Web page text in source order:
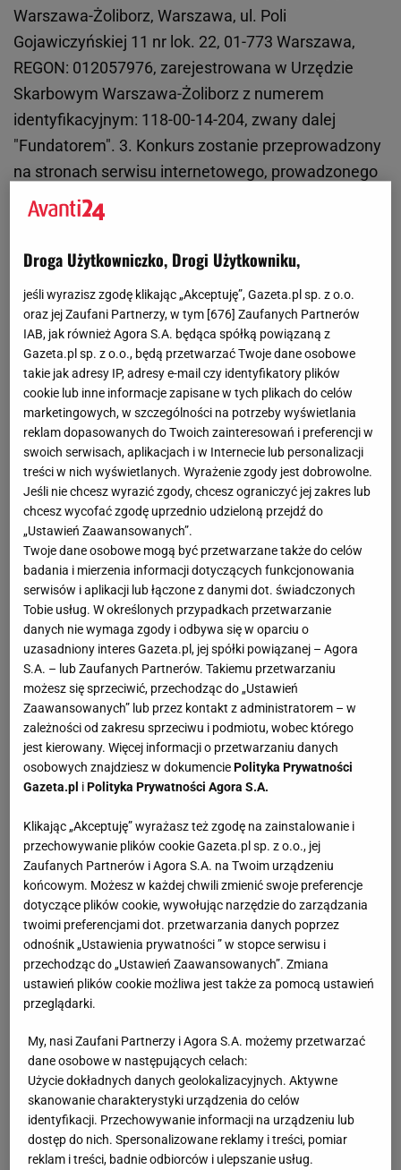
Warszawa-Żoliborz, Warszawa, ul. Poli
Gojawiczyńskiej 11 nr lok. 22, 01-773 Warszawa,
REGON: 012057976, zarejestrowana w Urzędzie
Skarbowym Warszawa-Żoliborz z numerem
identyfikacyjnym: 118-00-14-204, zwany dalej
"Fundatorem". 3. Konkurs zostanie przeprowadzony
na stronach serwisu internetowego, prowadzonego
przez Organizatora pod adresem URL:
http://www.groszki.pl/groszki/0,0.html zwanego
dalej "Serwisem" oraz w dniach od 23 kwietnia 2014
do 7 maja 2014. 4. Regulamin stanowi podstawę
Konkursu i określa prawa i obowiązki jego
uczestników. § 2. Uczestnictwo w Konkursie. 1.
Uczestnictwo w Konkursie jest nieodpłatne. 2.
Uczestnikami Konkursu mogą być osoby fizyczne,
pełnoletnie, posiadające pełną zdolność do
czynności prawnych oraz zamieszkałe na stałe na
terytorium Rzeczypospolitej Polskiej, które spełnią
warunki określone w Regulaminie. Osoby
niepełnoletnie mogą brać udział w Konkursie tylko
za zgodą swoich rodziców lub opiekunów prawnych.
3. Uczestnikami Konkursu nie mogą być pracownicy
Organizatora i Fundatora oraz członkowie ich rodzin,
w szczególności ich małżonkowie,dzieci, rodzice
oraz rodzeństwo. 4. Przystąpienie do Konkursu jest
równoznaczne z akceptacją przez uczestnika
Regulaminu w całości. Uczestnik zobowiązuje się do
przestrzegania określonych w nim zasad, jak
również potwierdza, iż spełnia wszystkie warunki,
które uprawniają go do udziału w Konkursie. 5.
Uczestnictwa w Konkursie, jak i praw i obowiązków z
nimi związanych, w tym także prawa do nagrody, nie
można przenosić na inne osoby. § 3. Przebieg i
warunki udziału w Konkursie. 1. W Konkursie mogą
wziąć udział wyłącznie użytkownicy prowadzący w
ramach Serwisu blogi. 2. Aby zgłosićblogdo
Konkursu należy w terminie od dnia 23 kwietnia
2014 roku od godziny 12:00 do dnia 7 maja 2014
roku do godziny 12:00 w ramach prowadzonego
kolaż/zdjęcie, i otagować wpis kategorią "barwy
miasta" 3. Z zastrzeżeniem postanowień § 5 ust. 4
Regulaminu każdy z uczestników może w ramach
prowadzonego bloga opublikować i zgłosić do
Konkursu dowolną liczbę kolaży na temat
Droga Użytkowniczko, Drogi Użytkowniku,
jeśli wyrazisz zgodę klikając „Akceptuję”, Gazeta.pl sp. z o.o.
oraz jej Zaufani Partnerzy, w tym [676] Zaufanych Partnerów
IAB, jak również Agora S.A. będąca spółką powiązaną z
Gazeta.pl sp. z o.o., będą przetwarzać Twoje dane osobowe
takie jak adresy IP, adresy e-mail czy identyfikatory plików
cookie lub inne informacje zapisane w tych plikach do celów
marketingowych, w szczególności na potrzeby wyświetlania
reklam dopasowanych do Twoich zainteresowań i preferencji w
swoich serwisach, aplikacjach i w Internecie lub personalizacji
treści w nich wyświetlanych. Wyrażenie zgody jest dobrowolne.
Jeśli nie chcesz wyrazić zgody, chcesz ograniczyć jej zakres lub
chcesz wycofać zgodę uprzednio udzieloną przejdź do
„Ustawień Zaawansowanych”.
Twoje dane osobowe mogą być przetwarzane także do celów
badania i mierzenia informacji dotyczących funkcjonowania
serwisów i aplikacji lub łączone z danymi dot. świadczonych
Tobie usług. W określonych przypadkach przetwarzanie
danych nie wymaga zgody i odbywa się w oparciu o
uzasadniony interes Gazeta.pl, jej spółki powiązanej – Agora
S.A. – lub Zaufanych Partnerów. Takiemu przetwarzaniu
możesz się sprzeciwić, przechodząc do „Ustawień
Zaawansowanych” lub przez kontakt z administratorem – w
zależności od zakresu sprzeciwu i podmiotu, wobec którego
jest kierowany. Więcej informacji o przetwarzaniu danych
osobowych znajdziesz w dokumenciePolityka Prywatności
Gazeta.pl iPolityka Prywatności Agora S.A.
Klikając „Akceptuję” wyrażasz też zgodę na zainstalowanie i
przechowywanie plików cookie Gazeta.pl sp. z o.o., jej
Zaufanych Partnerów i Agora S.A. na Twoim urządzeniu
końcowym. Możesz w każdej chwili zmienić swoje preferencje
dotyczące plików cookie, wywołując narzędzie do zarządzania
twoimi preferencjami dot. przetwarzania danych poprzez
odnośnik „Ustawienia prywatności ” w stopce serwisu i
przechodząc do „Ustawień Zaawansowanych”. Zmiana
ustawień plików cookie możliwa jest także za pomocą ustawień
przeglądarki.
My, nasi Zaufani Partnerzy i Agora S.A. możemy przetwarzać
dane osobowe w następujących celach:
Użycie dokładnych danych geolokalizacyjnych. Aktywne
skanowanie charakterystyki urządzenia do celów
identyfikacji. Przechowywanie informacji na urządzeniu lub
dostęp do nich. Spersonalizowane reklamy i treści, pomiar
reklam i treści, badnie odbiorców i ulepszanie usług.